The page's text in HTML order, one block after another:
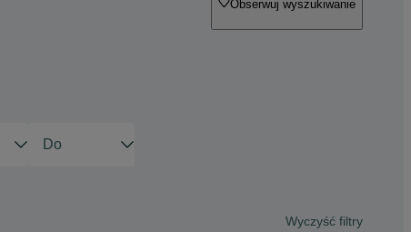
Obserwuj wyszukiwanie
Wyczyść filtry